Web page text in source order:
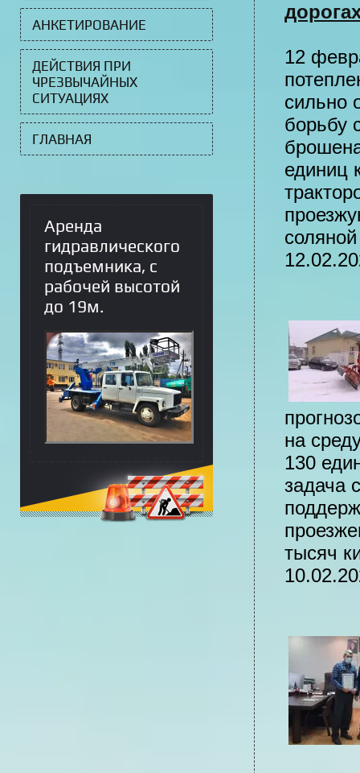
12
сильно
борьбу
единиц
на
130
задача
тысяч
АНКЕТИРОВАНИЕ
ДЕЙСТВИЯ ПРИ
ЧРЕЗВЫЧАЙНЫХ
СИТУАЦИЯХ
ГЛАВНАЯ
Аренда
гидравлического
подъемника, с
рабочей высотой
до 19м.